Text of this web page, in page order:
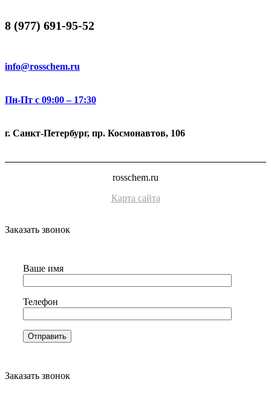
8 (977) 691-95-52
info@rosschem.ru
Пн-Пт с 09:00 – 17:30
г. Санкт-Петербург, пр. Космонавтов, 106
rosschem.ru
Карта сайта
Заказать звонок
Ваше имя
Телефон
Заказать звонок